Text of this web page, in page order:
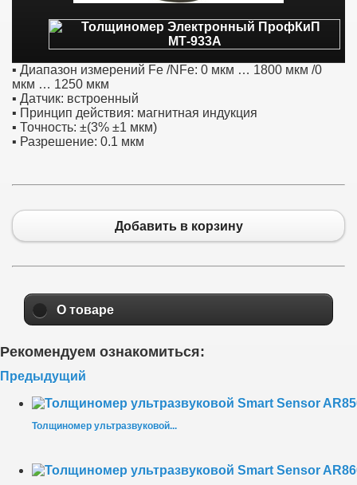
▪ Диапазон измерений Fe /NFe: 0 мкм … 1800 мкм /0
мкм … 1250 мкм
▪ Датчик: встроенный
▪ Принцип действия: магнитная индукция
▪ Точность: ±(3% ±1 мкм)
▪ Разрешение: 0.1 мкм
Добавить в корзину
О товаре
Рекомендуем ознакомиться:
Предыдущий
Толщиномер ультразвуковой...